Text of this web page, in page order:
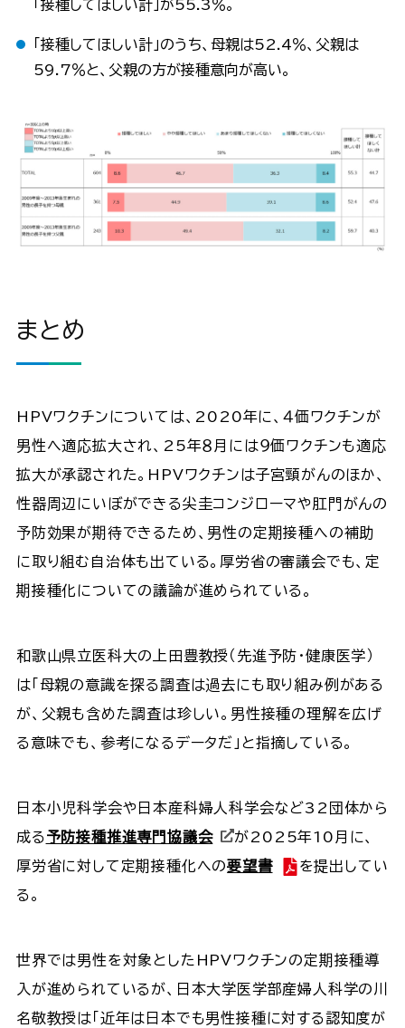
「接種してほしい計」が55.3％。
「接種してほしい計」のうち、母親は52.4％、父親は
59.7％と、父親の方が接種意向が高い。
まとめ
HPVワクチンについては、2020年に、４価ワクチンが
男性へ適応拡大され、25年８月には９価ワクチンも適応
拡大が承認された。HPVワクチンは子宮頸がんのほか、
性器周辺にいぼができる尖圭コンジローマや肛門がんの
予防効果が期待できるため、男性の定期接種への補助
に取り組む自治体も出ている。厚労省の審議会でも、定
期接種化についての議論が進められている。
和歌山県立医科大の上田豊教授（先進予防・健康医学）
は「母親の意識を探る調査は過去にも取り組み例がある
が、父親も含めた調査は珍しい。男性接種の理解を広げ
る意味でも、参考になるデータだ」と指摘している。
日本小児科学会や日本産科婦人科学会など32団体から
成る予防接種推進専門協議会
が2025年10月に、
厚労省に対して定期接種化への要望書
を提出してい
る。
世界では男性を対象としたHPVワクチンの定期接種導
入が進められているが、日本大学医学部産婦人科学の川
名敬教授は「近年は日本でも男性接種に対する認知度が